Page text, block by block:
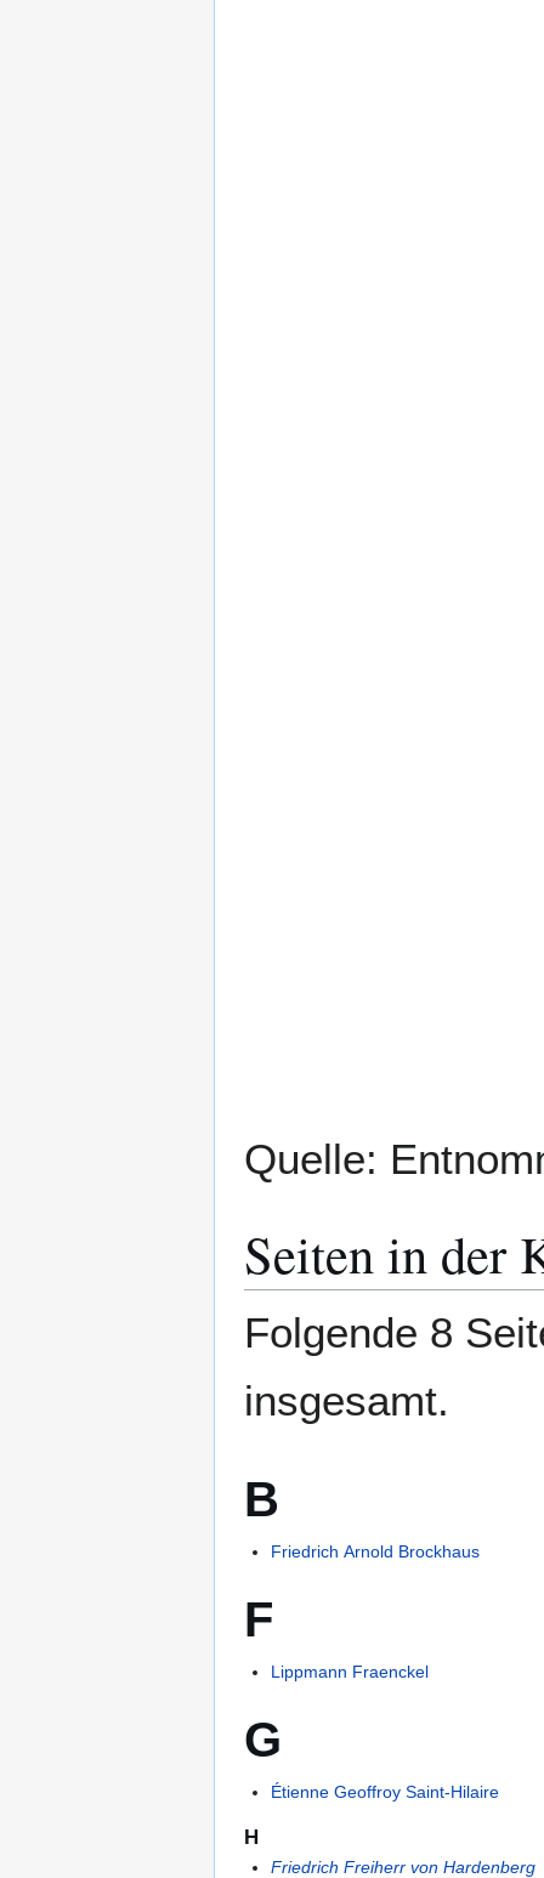
Quelle:
Seiten in der
Folgende 8
insgesamt.
B
Friedrich Arnold Brockhaus
F
Lippmann Fraenckel
G
Étienne Geoffroy Saint-Hilaire
H
Friedrich Freiherr von Hardenberg